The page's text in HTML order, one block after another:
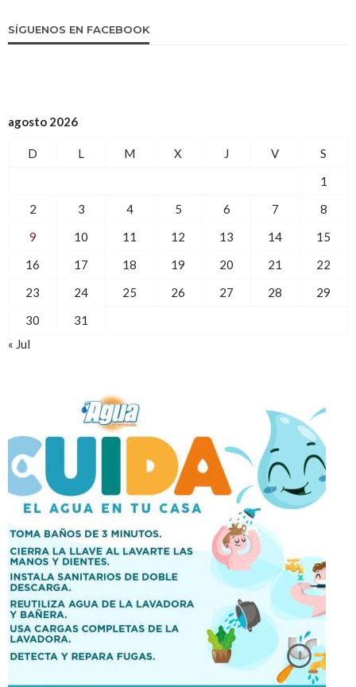
SÍGUENOS EN FACEBOOK
agosto 2026
D L M X J V
S
1
2
3 4 5 6 7
8
9
10 11 12 13 14
15
16
17 18 19 20 21
22
23
24 25 26 27 28
29
30
31
« Jul